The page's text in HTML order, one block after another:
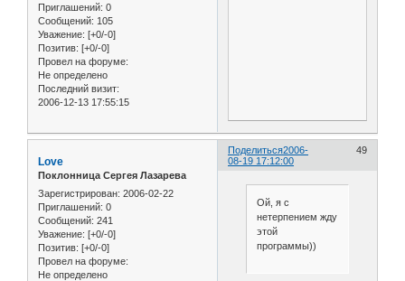
Приглашений: 0
Сообщений: 105
Уважение: [+0/-0]
Позитив: [+0/-0]
Провел на форуме:
Не определено
Последний визит:
2006-12-13 17:55:15
Поделиться 49
2006-
08-19 17:12:00
Love
Поклонница Сергея Лазарева
Зарегистрирован: 2006-02-22
Приглашений: 0
Сообщений: 241
Уважение: [+0/-0]
Позитив: [+0/-0]
Провел на форуме:
Не определено
Ой, я с
нетерпением жду
этой
программы))